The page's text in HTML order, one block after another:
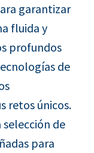
garantizar
fluida y
profundos
de
retos únicos.
de
para